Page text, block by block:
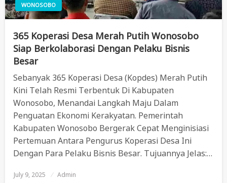
WONOSOBO
365 Koperasi Desa Merah Putih Wonosobo
Siap Berkolaborasi Dengan Pelaku Bisnis
Besar
Sebanyak 365 Koperasi Desa (Kopdes) Merah Putih
Kini Telah Resmi Terbentuk Di Kabupaten
Wonosobo, Menandai Langkah Maju Dalam
Penguatan Ekonomi Kerakyatan. Pemerintah
Kabupaten Wonosobo Bergerak Cepat Menginisiasi
Pertemuan Antara Pengurus Koperasi Desa Ini
Dengan Para Pelaku Bisnis Besar. Tujuannya Jelas:…
Posted
On
July 9, 2025 Admin